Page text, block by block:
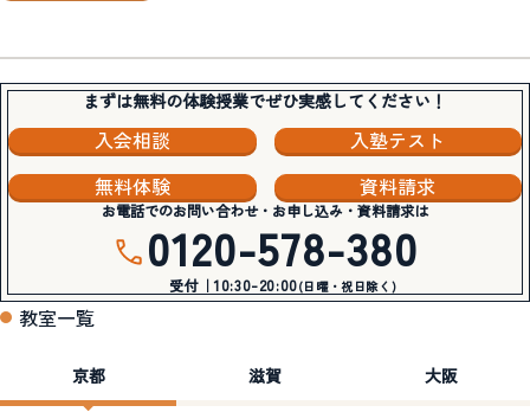
まずは無料の体験授業でぜひ実感してください！
入会相談
入塾テスト
無料体験
資料請求
お電話でのお問い合わせ・お申し込み・資料請求は
0120-578-380
受付｜10:30-20:00(日曜・祝日除く)
教室一覧
京都 滋賀 大阪